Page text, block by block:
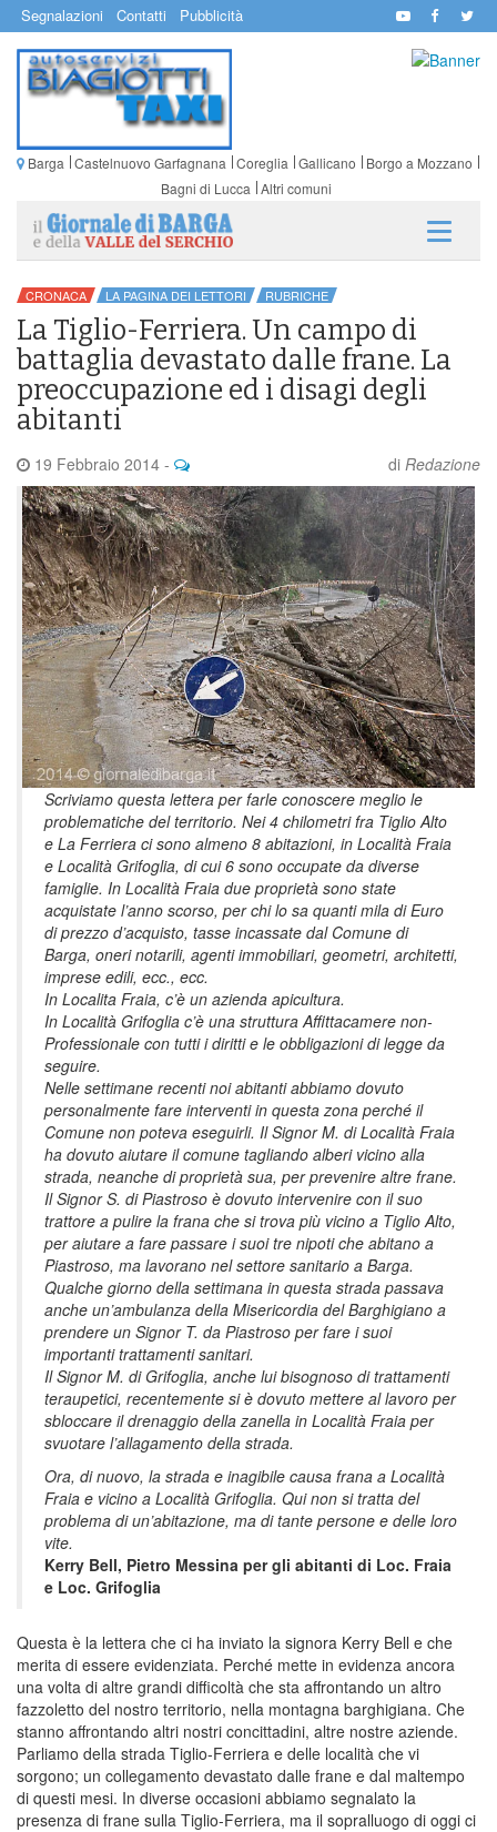
Segnalazioni Contatti Pubblicità
Barga Castelnuovo Garfagnana Coreglia Gallicano
Borgo a Mozzano
Bagni di Lucca Altri comuni
CRONACA LA PAGINA DEI LETTORI RUBRICHE
La Tiglio-Ferriera. Un campo di
battaglia devastato dalle frane. La
preoccupazione ed i disagi degli
abitanti
19 Febbraio 2014 - di Redazione
Scriviamo questa lettera per farle conoscere meglio le
problematiche del territorio. Nei 4 chilometri fra Tiglio Alto
e La Ferriera ci sono almeno 8 abitazioni, in Località Fraia
e Località Grifoglia, di cui 6 sono occupate da diverse
famiglie. In Località Fraia due proprietà sono state
acquistate l’anno scorso, per chi lo sa quanti mila di Euro
di prezzo d’acquisto, tasse incassate dal Comune di
Barga, oneri notarili, agenti immobiliari, geometri, architetti,
imprese edili, ecc., ecc.
In Localita Fraia, c’è un azienda apicultura.
In Località Grifoglia c’è una struttura Affittacamere non-
Professionale con tutti i diritti e le obbligazioni di legge da
seguire.
Nelle settimane recenti noi abitanti abbiamo dovuto
personalmente fare interventi in questa zona perché il
Comune non poteva eseguirli. Il Signor M. di Località Fraia
ha dovuto aiutare il comune tagliando alberi vicino alla
strada, neanche di proprietà sua, per prevenire altre frane.
Il Signor S. di Piastroso è dovuto intervenire con il suo
trattore a pulire la frana che si trova più vicino a Tiglio Alto,
per aiutare a fare passare i suoi tre nipoti che abitano a
Piastroso, ma lavorano nel settore sanitario a Barga.
Qualche giorno della settimana in questa strada passava
anche un’ambulanza della Misericordia del Barghigiano a
prendere un Signor T. da Piastroso per fare i suoi
importanti trattamenti sanitari.
Il Signor M. di Grifoglia, anche lui bisognoso di trattamenti
teraupetici, recentemente si è dovuto mettere al lavoro per
sbloccare il drenaggio della zanella in Località Fraia per
svuotare l’allagamento della strada.
Ora, di nuovo, la strada e inagibile causa frana a Località
Fraia e vicino a Località Grifoglia. Qui non si tratta del
problema di un’abitazione, ma di tante persone e delle loro
vite.
Kerry Bell, Pietro Messina per gli abitanti di Loc. Fraia
e Loc. Grifoglia
Questa è la lettera che ci ha inviato la signora Kerry Bell e che
merita di essere evidenziata. Perché mette in evidenza ancora
una volta di altre grandi difficoltà che sta affrontando un altro
fazzoletto del nostro territorio, nella montagna barghigiana. Che
stanno affrontando altri nostri concittadini, altre nostre aziende.
Parliamo della strada Tiglio-Ferriera e delle località che vi
sorgono; un collegamento devastato dalle frane e dal maltempo
di questi mesi. In diverse occasioni abbiamo segnalato la
presenza di frane sulla Tiglio-Ferriera, ma il sopralluogo di oggi ci